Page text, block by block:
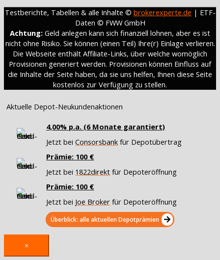
Testberichte, Tabellen & alle Inhalte © brokerexperte.de | ETF-
Daten © FWW GmbH
Achtung: Geld anlegen kann sich finanziell lohnen, aber es ist
nicht ohne Risiko. Sie können (einen Teil) Ihre(r) Einlage verlieren.
Die Webseite enthält Affiliate-Links, über welche womöglich
Provisionen generiert werden. Provisionen können Einfluss auf
die Inhalte der Seite haben, da sie uns helfen, Ihnen diese Seite
kostenlos zur Verfügung zu stellen.
Aktuelle Depot-Neukundenaktionen
4,00% p.a. (6 Monate garantiert)
Jetzt beiConsorsbank für Depotübertrag
Prämie: 100 €
Jetzt bei 1822direkt für Depoteröffnung
Prämie: 100 €
Jetzt bei Joe Broker für Depoteröffnung
Überblick: alle aktuellen Depotprämien
×